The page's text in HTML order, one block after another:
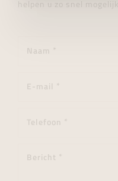
helpen u zo snel